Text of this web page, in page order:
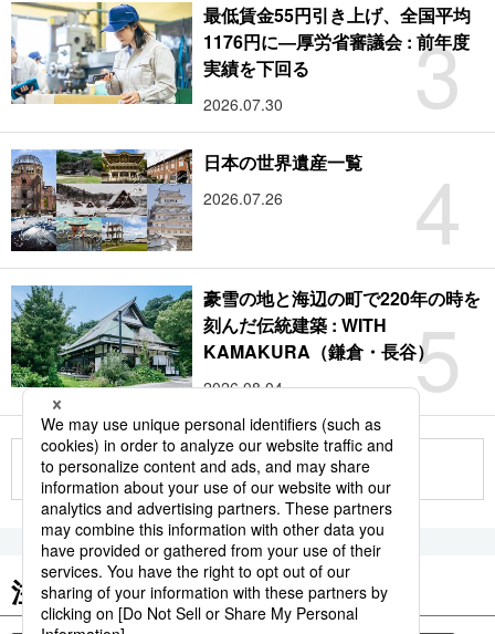
3
最低賃金55円引き上げ、全国平均
1176円に―厚労省審議会 : 前年度
実績を下回る
2026.07.30
4
日本の世界遺産一覧
2026.07.26
5
豪雪の地と海辺の町で220年の時を
刻んだ伝統建築 : WITH
KAMAKURA（鎌倉・長谷）
2026.08.04
もっと見る
注目のキーワード